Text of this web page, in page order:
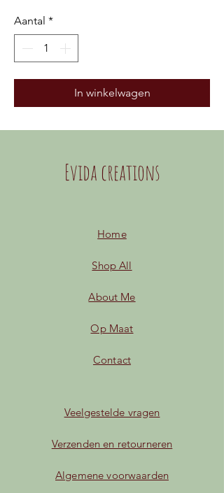
Aantal *
In winkelwagen
Evida creations
Home
Shop All
About Me
Op Maat
Contact
Veelgestelde vragen
Verzenden en retourneren
Algemene voorwaarden